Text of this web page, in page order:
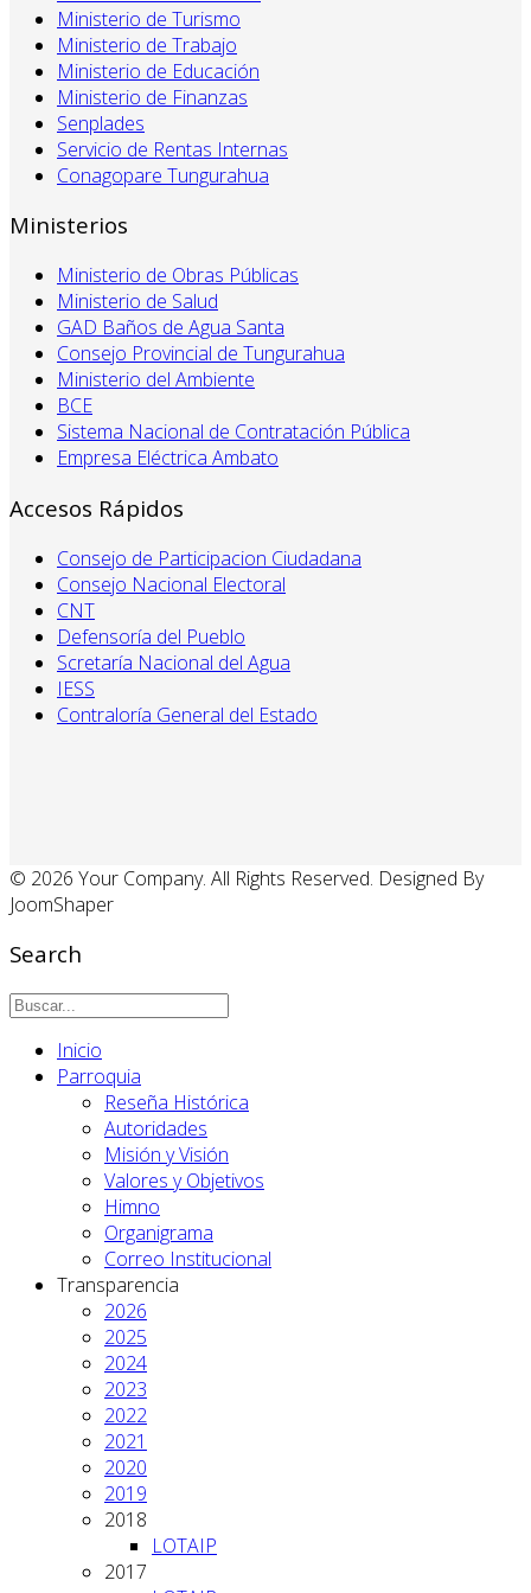
Ministerio de Turismo
Ministerio de Trabajo
Ministerio de Educación
Ministerio de Finanzas
Senplades
Servicio de Rentas Internas
Conagopare Tungurahua
Ministerios
Ministerio de Obras Públicas
Ministerio de Salud
GAD Baños de Agua Santa
Consejo Provincial de Tungurahua
Ministerio del Ambiente
BCE
Sistema Nacional de Contratación Pública
Empresa Eléctrica Ambato
Accesos Rápidos
Consejo de Participacion Ciudadana
Consejo Nacional Electoral
CNT
Defensoría del Pueblo
Scretaría Nacional del Agua
IESS
Contraloría General del Estado
© 2026 Your Company. All Rights Reserved. Designed By
JoomShaper
Search
Inicio
Parroquia
Reseña Histórica
Autoridades
Misión y Visión
Valores y Objetivos
Himno
Organigrama
Correo Institucional
Transparencia
2026
2025
2024
2023
2022
2021
2020
2019
2018
LOTAIP
2017